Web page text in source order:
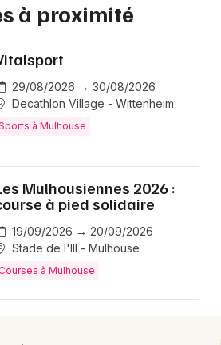
à proximité
29/08/2026 → 30/08/2026
Decathlon Village - Wittenheim
à Mulhouse
Mulhousiennes 2026 :
à pied solidaire
19/09/2026 → 20/09/2026
Stade de l'Ill - Mulhouse
Courses à Mulhouse